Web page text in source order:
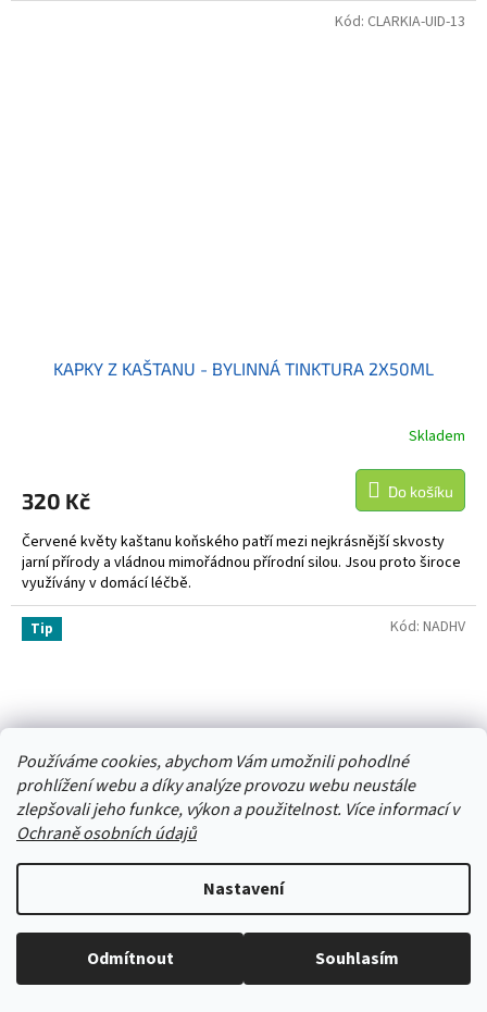
Používáme cookies, abychom Vám umožnili pohodlné
prohlížení webu a díky analýze provozu webu neustále
zlepšovali jeho funkce, výkon a použitelnost. Více informací v
Ochraně osobních údajů
Nastavení
Odmítnout Souhlasím
Stačí nám zavolat a zeptat se :-)
KAPKY Z KAŠTANU - BYLINNÁ TINKTURA 2X50ML
Skladem
320 Kč Do košíku
Červené květy kaštanu koňského patří mezi nejkrásnější skvosty
jarní přírody a vládnou mimořádnou přírodní silou. Jsou proto široce
využívány v domácí léčbě.
Kód: CLARKIA-UID-13
Tip Kód: NADHV